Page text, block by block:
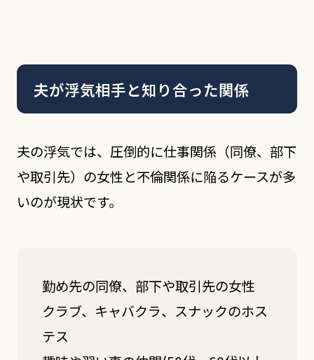
夫が浮気相手と知り合った関係
夫の浮気では、圧倒的に仕事関係（同僚、部下
や取引先）の女性と不倫関係に陥るケースが多
いのが現状です。
勤め先の同僚、部下や取引先の女性
クラブ、キャバクラ、スナックのホス
テス